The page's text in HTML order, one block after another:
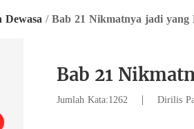
Dewasa / Bab 21 Nikmatnya jadi yang
Bab 21
Jumlah Kata:1262 | Dirilis